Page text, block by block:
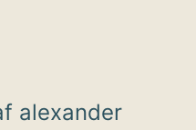
alexander